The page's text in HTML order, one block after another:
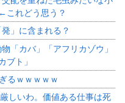
これどう思う？
」に含まれる？
「カバ」「アフリカゾウ」
ブト」
るｗｗｗｗｗ
しいわ。価値ある仕事は死